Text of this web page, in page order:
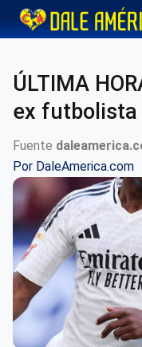
ÚLTIMA
ex futbolista
Fuente
Por DaleAmerica.com